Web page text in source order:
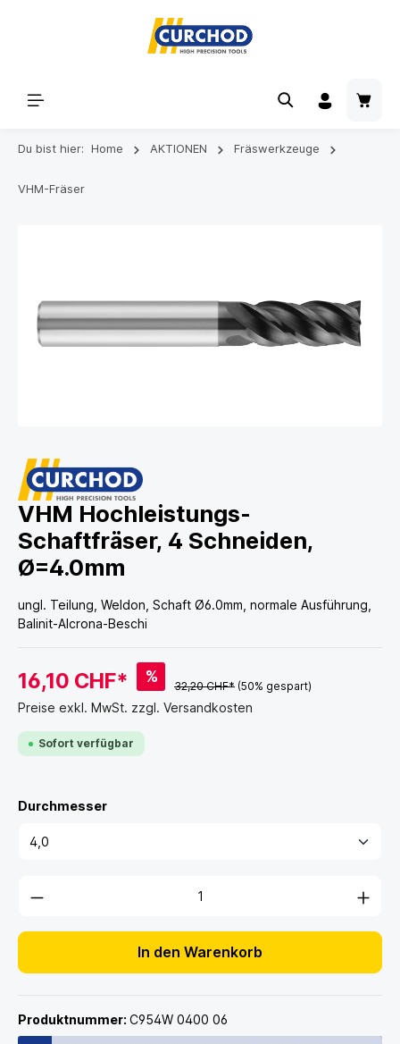
Du bist hier: Home AKTIONEN Fräswerkzeuge
VHM-Fräser
VHM Hochleistungs-
Schaftfräser, 4 Schneiden,
Ø=4.0mm
ungl. Teilung, Weldon, Schaft Ø6.0mm, normale Ausführung,
Balinit-Alcrona-Beschi
16,10 CHF* %
32,20 CHF* (50% gespart)
Preise exkl. MwSt. zzgl. Versandkosten
Sofort verfügbar
Durchmesser
In den Warenkorb
Produktnummer: C954W 0400 06